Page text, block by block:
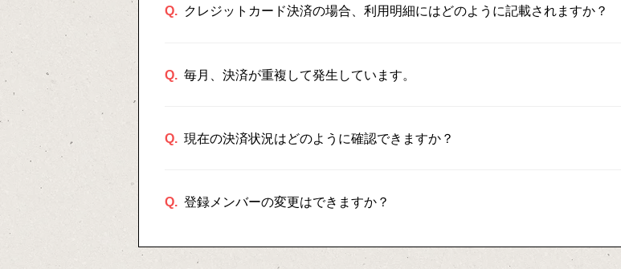
Q. クレジットカード決済の場合、利用明細にはどのように記載されますか？
Q. 毎月、決済が重複して発生しています。
Q. 現在の決済状況はどのように確認できますか？
Q. 登録メンバーの変更はできますか？